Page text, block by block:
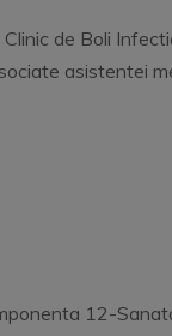
de Boli
asistentei
12-